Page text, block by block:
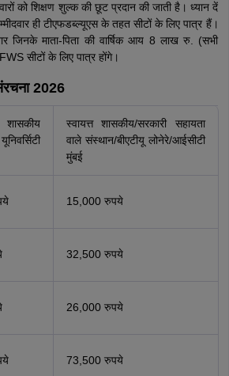
को शिक्षण शुल्क की छूट प्रदान की जाती है। ध्यान दें
ही टीएफडब्ल्यूएस के तहत सीटों के लिए पात्र हैं।
जिनके माता-पिता की वार्षिक आय 8 लाख रु. (सभी
सीटों के लिए पात्र होंगे।
2026
शासकीय
स्वायत्त शासकीय/सरकारी सहायता
वाले संस्थान/बीएटीयू लोनेरे/आईसीटी
मुंबई
15,000 रुपये
32,500 रुपये
26,000 रुपये
73,500 रुपये